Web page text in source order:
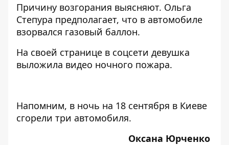
Причину возгорания выясняют. Ольга
Степура предполагает, что в автомобиле
взорвался газовый баллон.
На своей странице в соцсети девушка
выложила видео ночного пожара.
Напомним, в ночь на 18 сентября в Киеве
сгорели три автомобиля.
Оксана Юрченко